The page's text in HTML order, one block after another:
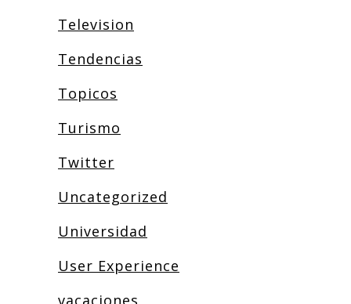
Television
Tendencias
Topicos
Turismo
Twitter
Uncategorized
Universidad
User Experience
vacaciones